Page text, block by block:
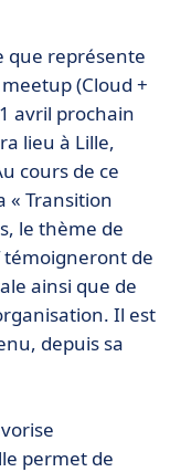
que représente
(Cloud +
avril prochain
lieu à Lille,
cours de ce
« Transition
le thème de
témoigneront de
ainsi que de
Il est
depuis sa
permet de